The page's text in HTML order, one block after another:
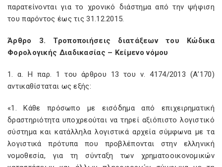
παρατείνονται για το χρονικό διάστημα από την ψήφιση
του παρόντος έως τις 31.12.2015.
Άρθρο 3. Τροποποιήσεις διατάξεων του Κώδικα
Φορολογικής Διαδικασίας – Κείμενο νόμου
1. α. Η παρ. 1 του άρθρου 13 του ν. 4174/2013 (Α’170)
αντικαθίσταται ως εξής:
«1. Κάθε πρόσωπο με εισόδημα από επιχειρηματική
δραστηριότητα υποχρεούται να τηρεί αξιόπιστο λογιστικό
σύστημα και κατάλληλα λογιστικά αρχεία σύμφωνα με τα
λογιστικά πρότυπα που προβλέπονται στην ελληνική
νομοθεσία, για τη σύνταξη των χρηματοοικονομικών